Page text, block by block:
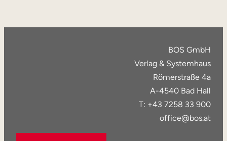
BOS GmbH
Verlag & Systemhaus
Römerstraße 4a
A-4540 Bad Hall
T: +43 7258 33 900
office@bos.at